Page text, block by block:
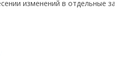
изменений в отдельные